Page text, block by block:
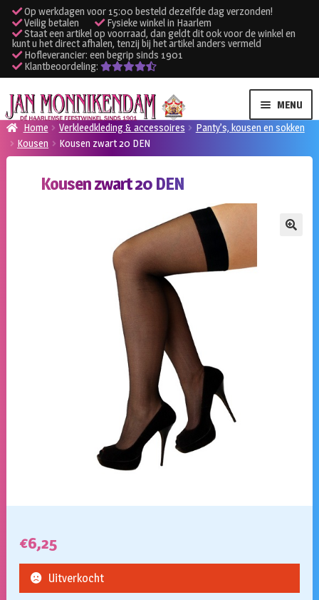
Op werkdagen voor 15:00 besteld dezelfde dag verzonden!
Veilig betalen
Fysieke winkel in Haarlem
Staat een artikel op voorraad, dan geldt dit ook voor de winkel en
kunt u het direct afhalen, tenzij bij het artikel anders vermeld
Hofleverancier: een begrip sinds 1901
Klantbeoordeling:
Ga
door
naar
navigatie
Ga
naar
de
inhoud
MENU
Verhuur kleding
Verhuur apparatuur
Home Verkleedkleding & accessoires
Panty’s, kousen en sokken
Kousen
Kousen zwart 20 DEN
Kousen zwart 20 DEN
€6,25
Uitverkocht